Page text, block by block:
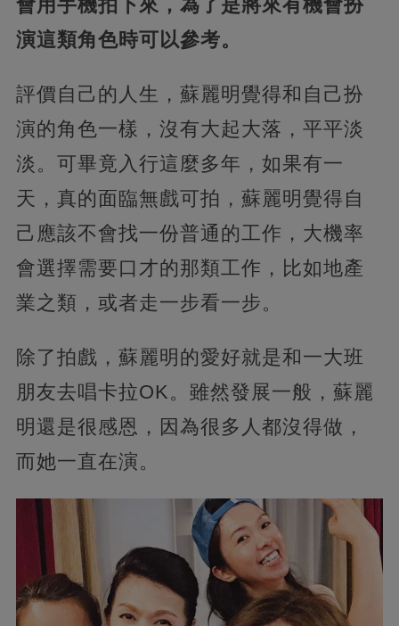
會用手機拍下來，為了是將來有機會扮
演這類角色時可以參考。
評價自己的人生，蘇麗明覺得和自己扮
演的角色一樣，沒有大起大落，平平淡
淡。可畢竟入行這麼多年，如果有一
天，真的面臨無戲可拍，蘇麗明覺得自
己應該不會找一份普通的工作，大機率
會選擇需要口才的那類工作，比如地產
業之類，或者走一步看一步。
除了拍戲，蘇麗明的愛好就是和一大班
朋友去唱卡拉OK。雖然發展一般，蘇麗
明還是很感恩，因為很多人都沒得做，
而她一直在演。